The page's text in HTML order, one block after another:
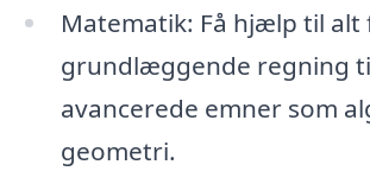
Matematik: Få hjælp til alt
grundlæggende regning
avancerede emner som
geometri.